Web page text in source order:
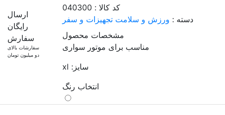
کد کالا : 040300
دسته : ورزش و سلامت تجهیزات و سفر
مشخصات محصول
مناسب برای موتور سواری
سایز: xl
انتخاب رنگ
ارسال
رایگان
سفارش
سفارشات بالای
دو میلیون تومان